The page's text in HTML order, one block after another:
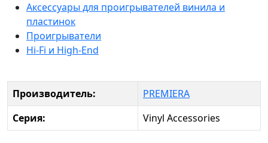
Аксессуары для проигрывателей винила и
пластинок
Проигрыватели
Hi-Fi и High-End
Производитель:
PREMIERA
Серия:
Vinyl Accessories